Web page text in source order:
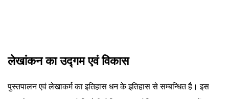
लेखांकन का उद्गम एवं विकास
पुस्तपालन एवं लेखाकर्म का इतिहास धन के इतिहास से सम्बन्धित है। इस